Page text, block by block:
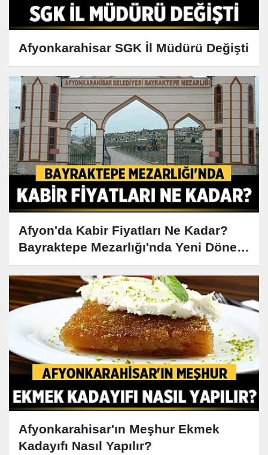
Afyonkarahisar SGK İl Müdürü Değişti
Afyon'da Kabir Fiyatları Ne Kadar?
Bayraktepe Mezarlığı'nda Yeni Dönem
Başladı
Afyonkarahisar'ın Meşhur Ekmek
Kadayıfı Nasıl Yapılır?